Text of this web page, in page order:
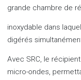
grande chambre de
inoxydable dans
digérés
Avec SRC, le
micro-ondes,